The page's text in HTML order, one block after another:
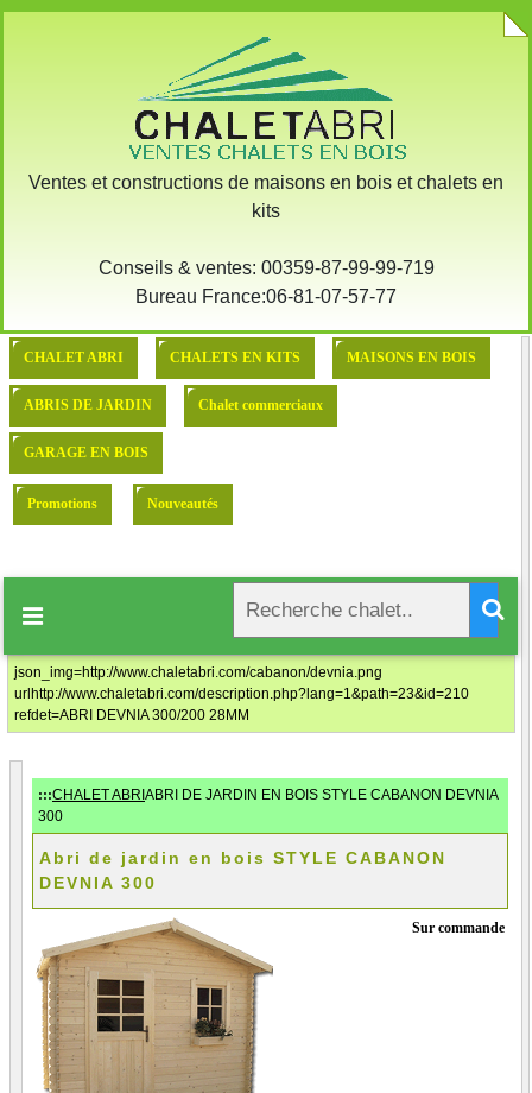
Ventes et constructions de maisons en bois et chalets en
kits
Conseils & ventes: 00359-87-99-99-719
Bureau France:06-81-07-57-77
CHALET ABRI CHALETS EN KITS MAISONS EN BOIS
ABRIS DE JARDIN Chalet commerciaux
GARAGE EN BOIS
Promotions Nouveautés

json_img=http://www.chaletabri.com/cabanon/devnia.png
urlhttp://www.chaletabri.com/description.php?lang=1&path=23&id=210
refdet=ABRI DEVNIA 300/200 28MM
:::CHALET ABRI ABRI DE JARDIN EN BOIS STYLE CABANON DEVNIA
300
Abri de jardin en bois STYLE CABANON
DEVNIA 300
Sur commande